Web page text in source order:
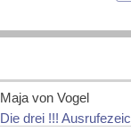
Maja von Vogel
Die drei !!!